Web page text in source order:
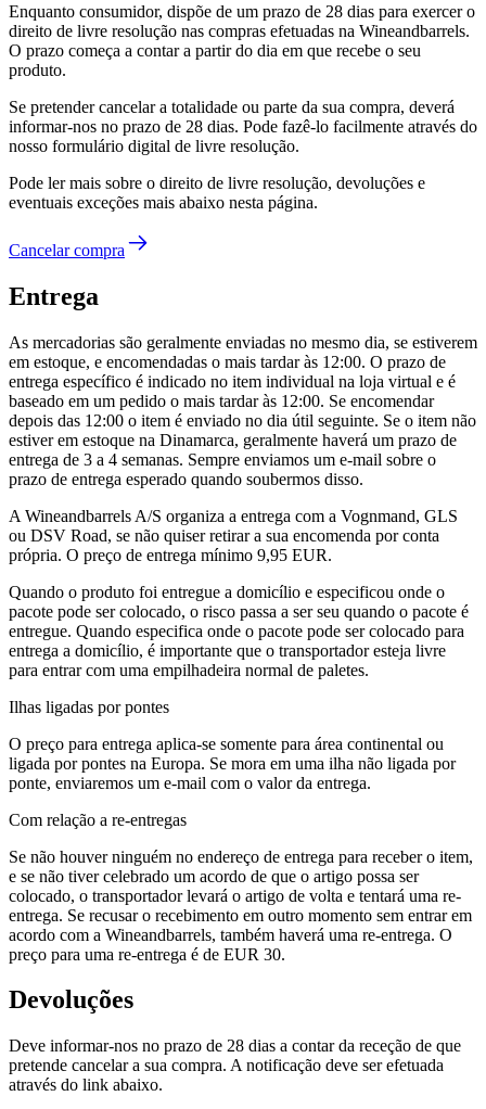
Enquanto consumidor, dispõe de um prazo de 28 dias para exercer o
direito de livre resolução nas compras efetuadas na Wineandbarrels.
O prazo começa a contar a partir do dia em que recebe o seu
produto.
Se pretender cancelar a totalidade ou parte da sua compra, deverá
informar-nos no prazo de 28 dias. Pode fazê-lo facilmente através do
nosso formulário digital de livre resolução.
Pode ler mais sobre o direito de livre resolução, devoluções e
eventuais exceções mais abaixo nesta página.
Cancelar compra
Entrega
As mercadorias são geralmente enviadas no mesmo dia, se estiverem
em estoque, e encomendadas o mais tardar às 12:00. O prazo de
entrega específico é indicado no item individual na loja virtual e é
baseado em um pedido o mais tardar às 12:00. Se encomendar
depois das 12:00 o item é enviado no dia útil seguinte. Se o item não
estiver em estoque na Dinamarca, geralmente haverá um prazo de
entrega de 3 a 4 semanas. Sempre enviamos um e-mail sobre o
prazo de entrega esperado quando soubermos disso.
A Wineandbarrels A/S organiza a entrega com a Vognmand, GLS
ou DSV Road, se não quiser retirar a sua encomenda por conta
própria. O preço de entrega mínimo 9,95 EUR.
Quando o produto foi entregue a domicílio e especificou onde o
pacote pode ser colocado, o risco passa a ser seu quando o pacote é
entregue. Quando especifica onde o pacote pode ser colocado para
entrega a domicílio, é importante que o transportador esteja livre
para entrar com uma empilhadeira normal de paletes.
Ilhas ligadas por pontes
O preço para entrega aplica-se somente para área continental ou
ligada por pontes na Europa. Se mora em uma ilha não ligada por
ponte, enviaremos um e-mail com o valor da entrega.
Com relação a re-entregas
Se não houver ninguém no endereço de entrega para receber o item,
e se não tiver celebrado um acordo de que o artigo possa ser
colocado, o transportador levará o artigo de volta e tentará uma re-
entrega. Se recusar o recebimento em outro momento sem entrar em
acordo com a Wineandbarrels, também haverá uma re-entrega. O
preço para uma re-entrega é de EUR 30.
Devoluções
Deve informar-nos no prazo de 28 dias a contar da receção de que
pretende cancelar a sua compra. A notificação deve ser efetuada
através do link abaixo.